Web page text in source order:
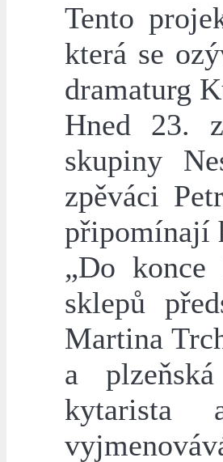
Tento
která se
dramaturg
Hned 23.
skupiny
zpěváci
připomínají
„Do
sklepů
Martina
a
kytarista